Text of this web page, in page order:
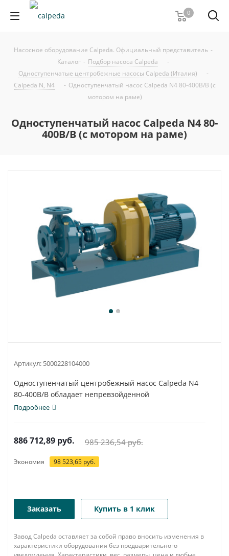
0
Насосное оборудование Calpeda. Официальный представитель -
Каталог - Подбор насоса Calpeda
-
Одноступенчатые центробежные насосы Calpeda (Италия)
-
Calpeda N, N4
- Одноступенчатый насос Calpeda N4 80-400B/B (с
мотором на раме)
Одноступенчатый насос Calpeda N4 80-
400B/B (с мотором на раме)
Артикул: 5000228104000
Одноступенчатый центробежный насос Calpeda N4
80-400B/B обладает непревзойденной
универсальностью...
Подробнее
886 712,89 руб. 985 236,54руб.
Экономия 98 523,65 руб.
Заказать Купить в 1 клик
Завод Calpeda оставляет за собой право вносить изменения в
характеристики оборудования без предварительного